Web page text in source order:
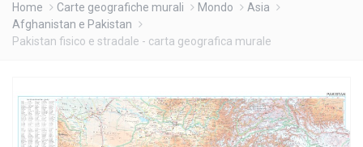
Home Carte geografiche murali Mondo
Asia
Afghanistan e Pakistan
Pakistan fisico e stradale - carta geografica murale